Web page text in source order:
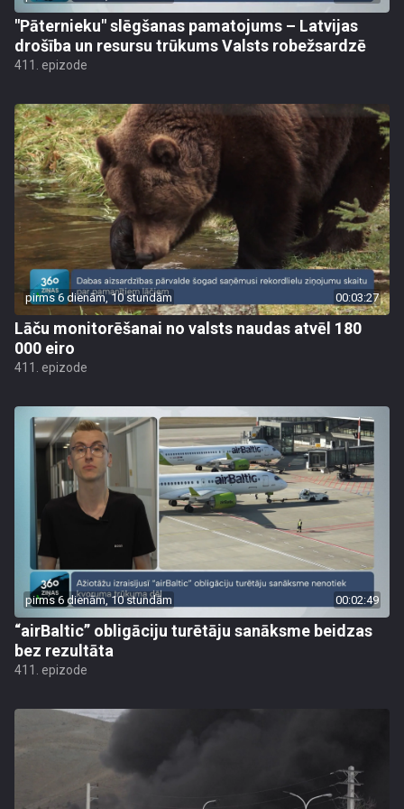
"Pāternieku" slēgšanas pamatojums – Latvijas
drošība un resursu trūkums Valsts robežsardzē
411. epizode
pirms 6 dienām, 10 stundām 00:03:27
Lāču monitorēšanai no valsts naudas atvēl 180
000 eiro
411. epizode
pirms 6 dienām, 10 stundām 00:02:49
“airBaltic” obligāciju turētāju sanāksme beidzas
bez rezultāta
411. epizode